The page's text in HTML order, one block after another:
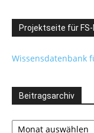
Projektseite für
Wissensdatenbank
Beitragsarchiv
Beitragsarchiv